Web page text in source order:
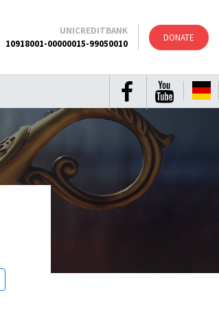
DONATE
UNICREDITBANK
10918001-00000015-99050010